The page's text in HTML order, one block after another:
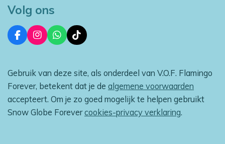
Volg ons
F
a
b
o
k
I
n
a
g
r
a
m
W
h
s
A
p
T
i
o
k
Gebruik van deze site, als onderdeel van V.O.F. Flamingo
Forever, betekent dat je de algemene voorwaarden
accepteert. Om je zo goed mogelijk te helpen gebruikt
Snow Globe Forevercookies-privacy verklaring.